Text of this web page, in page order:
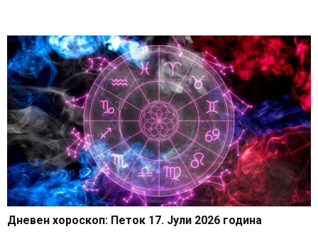
Дневен хороскоп: Петок 17. Јули 2026 година